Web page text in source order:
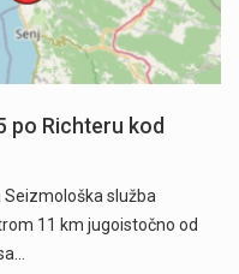
po Richteru kod
Seizmološka služba
11 km jugoistočno od